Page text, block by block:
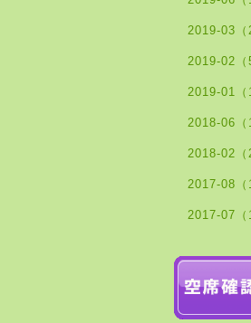
2019-03（
2019-02（
2019-01（
2018-06（
2018-02（
2017-08（
2017-07（